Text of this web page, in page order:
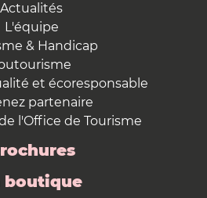
Actualités
L'équipe
& Handicap
et écoresponsable
partenaire
l'Office de Tourisme
boutique